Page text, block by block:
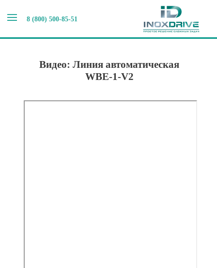
8 (800) 500-85-51
Главная > Видео выпускаемого оборудования > Видео
Видео: Линия
автоматическая WBE-1-V2
Видео: Линия автоматическая
WBE-1-V2